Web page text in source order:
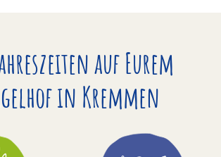
auf Eurem
in Kremmen